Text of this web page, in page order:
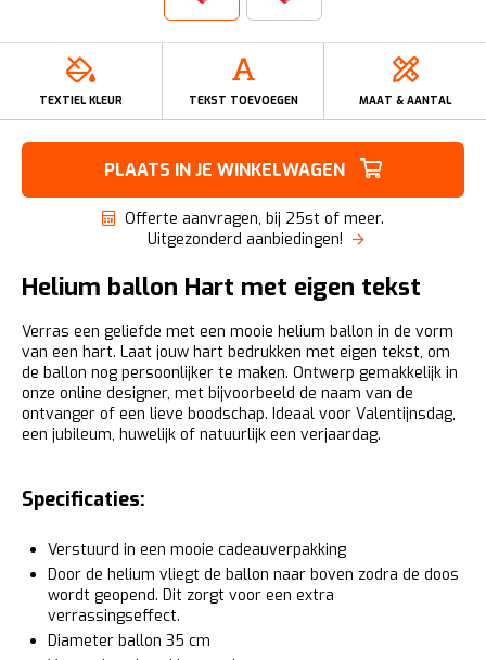
TEXTIEL KLEUR TEKST TOEVOEGEN MAAT & AANTAL
PLAATS IN JE WINKELWAGEN
Offerte aanvragen, bij 25st of meer.
Uitgezonderd aanbiedingen!
Helium ballon Hart met eigen tekst
Verras een geliefde met een mooie helium ballon in de vorm
van een hart. Laat jouw hart bedrukken met eigen tekst, om
de ballon nog persoonlijker te maken. Ontwerp gemakkelijk in
onze online designer, met bijvoorbeeld de naam van de
ontvanger of een lieve boodschap. Ideaal voor Valentijnsdag,
een jubileum, huwelijk of natuurlijk een verjaardag.
Specificaties:
Verstuurd in een mooie cadeauverpakking
Door de helium vliegt de ballon naar boven zodra de doos
wordt geopend. Dit zorgt voor een extra
verrassingseffect.
Diameter ballon 35 cm